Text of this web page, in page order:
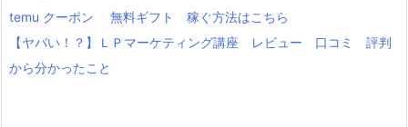
temu クーポン 無料ギフト 稼ぐ方法はこちら
【ヤバい！？】ＬＰマーケティング講座 レビュー 口コミ 評判
から分かったこと